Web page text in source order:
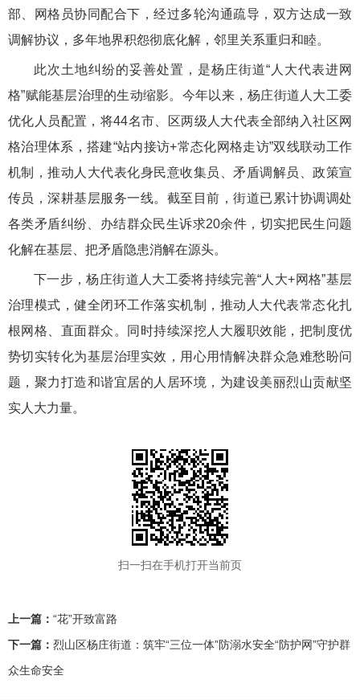
部、网格员协同配合下，经过多轮沟通疏导，双方达成一致
调解协议，多年地界积怨彻底化解，邻里关系重归和睦。
此次土地纠纷的妥善处置，是杨庄街道“人大代表进网
格”赋能基层治理的生动缩影。今年以来，杨庄街道人大工委
优化人员配置，将44名市、区两级人大代表全部纳入社区网
格治理体系，搭建“站内接访+常态化网格走访”双线联动工作
机制，推动人大代表化身民意收集员、矛盾调解员、政策宣
传员，深耕基层服务一线。截至目前，街道已累计协调调处
各类矛盾纠纷、办结群众民生诉求20余件，切实把民生问题
化解在基层、把矛盾隐患消解在源头。
下一步，杨庄街道人大工委将持续完善“人大+网格”基层
治理模式，健全闭环工作落实机制，推动人大代表常态化扎
根网格、直面群众。同时持续深挖人大履职效能，把制度优
势切实转化为基层治理实效，用心用情解决群众急难愁盼问
题，聚力打造和谐宜居的人居环境，为建设美丽烈山贡献坚
实人大力量。
扫一扫在手机打开当前页
上一篇： “花”开致富路
下一篇： 烈山区杨庄街道：筑牢“三位一体”防溺水安全“防护网”守护群
众生命安全